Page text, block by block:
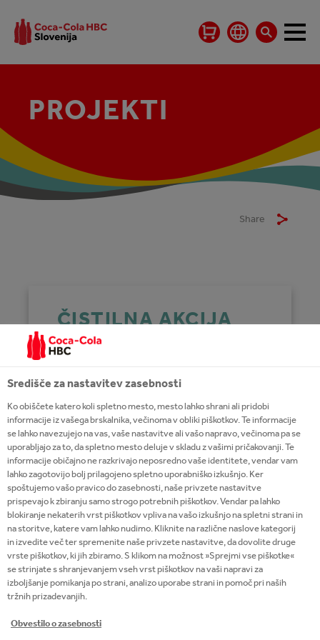
PROJEKTI
Share
ČISTILNA AKCIJA
REKE SAVINJE
Copyright © 2026
Coca-Cola HBC.
All rights reserved.
NAŠE POSLOVANJE
KORISTNE INFORMACIJE
Središče za nastavitev zasebnosti
Ko obiščete katero koli spletno mesto, mesto lahko shrani ali pridobi
informacije iz vašega brskalnika, večinoma v obliki piškotkov. Te informacije
se lahko navezujejo na vas, vaše nastavitve ali vašo napravo, večinoma pa se
uporabljajo za to, da spletno mesto deluje v skladu z vašimi pričakovanji. Te
informacije običajno ne razkrivajo neposredno vaše identitete, vendar vam
lahko zagotovijo bolj prilagojeno spletno uporabniško izkušnjo. Ker
spoštujemo vašo pravico do zasebnosti, naše privzete nastavitve
prispevajo k zbiranju samo strogo potrebnih piškotkov. Vendar pa lahko
blokiranje nekaterih vrst piškotkov vpliva na vašo izkušnjo na spletni strani in
na storitve, katere vam lahko nudimo. Kliknite na različne naslove kategorij
in izvedite več ter spremenite naše privzete nastavitve, da dovolite druge
vrste piškotkov, ki jih zbiramo. S klikom na možnost »Sprejmi vse piškotke«
se strinjate s shranjevanjem vseh vrst piškotkov na vaši napravi za
izboljšanje pomikanja po strani, analizo uporabe strani in pomoč pri naših
tržnih prizadevanjih.
Obvestilo o zasebnosti